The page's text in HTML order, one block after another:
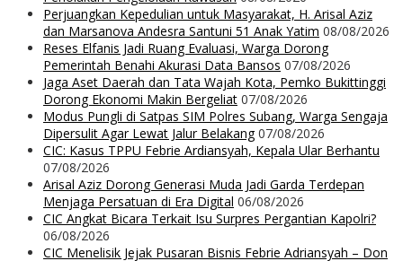
Perjuangkan Kepedulian untuk Masyarakat, H. Arisal Aziz
dan Marsanova Andesra Santuni 51 Anak Yatim 08/08/2026
Reses Elfanis Jadi Ruang Evaluasi, Warga Dorong
Pemerintah Benahi Akurasi Data Bansos 07/08/2026
Jaga Aset Daerah dan Tata Wajah Kota, Pemko Bukittinggi
Dorong Ekonomi Makin Bergeliat 07/08/2026
Modus Pungli di Satpas SIM Polres Subang, Warga Sengaja
Dipersulit Agar Lewat Jalur Belakang 07/08/2026
CIC: Kasus TPPU Febrie Ardiansyah, Kepala Ular Berhantu
07/08/2026
Arisal Aziz Dorong Generasi Muda Jadi Garda Terdepan
Menjaga Persatuan di Era Digital 06/08/2026
CIC Angkat Bicara Terkait Isu Surpres Pergantian Kapolri?
06/08/2026
CIC Menelisik Jejak Pusaran Bisnis Febrie Adriansyah – Don